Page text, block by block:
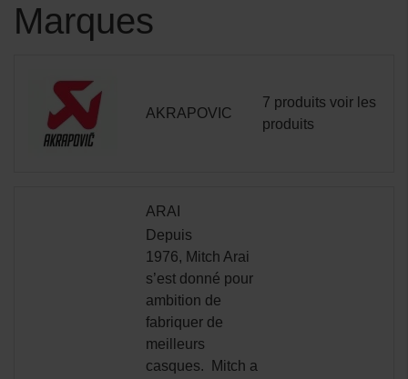
Marques
AKRAPOVIC
7 produits voir les
produits
ARAI
Depuis
1976, Mitch Arai
s’est donné pour
ambition de
fabriquer de
meilleurs
casques.
Mitch a